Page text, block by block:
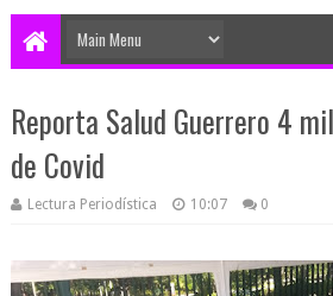
Reporta Salud Guerrero 4
de Covid
Lectura Periodística 10:07 0